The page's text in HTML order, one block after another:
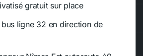
gratuit sur place
ligne 32 en direction de